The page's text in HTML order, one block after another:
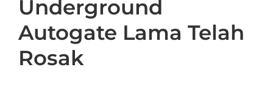
Underground
Autogate Lama Telah
Rosak